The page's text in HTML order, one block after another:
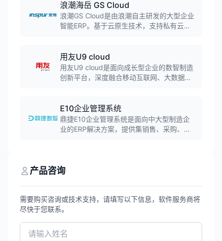
计划排程、库存精细化管理功能，支持与
MES、WMS等生产系统深度集成。
浪潮海岳 GS Cloud
浪潮GS Cloud是由浪潮自主研发的大型企业
智能ERP。基于云原生技术，支持私有云、
体验，为大型集团企业提供主干统一，末端
灵活的数字化平台。
用友U9 cloud
用友U9 cloud是面向成长型企业的数智制造
创新平台，深度融合移动互联网、大数据、
产智能化、管控精细化。
E10企业管理系统
鼎捷E10企业管理系统是面向中大型制造企
业的ERP解决方案，提供集销售、采购、库
营效率与决策精准度。
产品咨询
需要购买咨询或技术支持，请填写以下信息，软件服务商将
尽快于您联系。